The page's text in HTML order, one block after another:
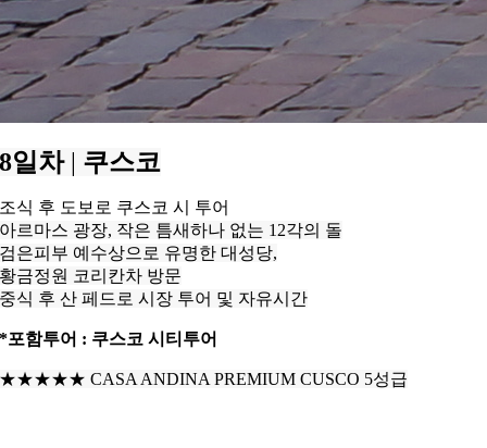
8일차 | 쿠스코
조식 후 도보로 쿠스코 시 투어
아르마스 광장, 작은 틈새하나 없는 12각의 돌
검은피부 예수상으로 유명한 대성당,
황금정원 코리칸차 방문
중식 후 산 페드로 시장 투어 및 자유시간
*포함투어 : 쿠스코 시티투어
★★★★★ CASA ANDINA PREMIUM CUSCO 5성급